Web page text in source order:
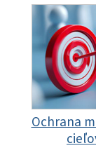
Ochrana